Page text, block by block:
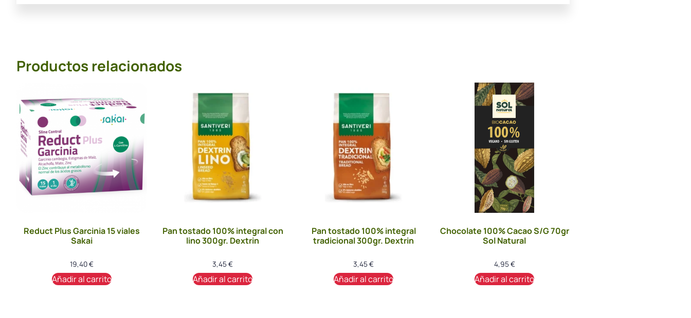
Productos relacionados
Reduct Plus Garcinia 15 viales
Sakai
19,40€
Añadir al carrito
Pan tostado 100% integral con
lino 300gr. Dextrin
3,45€
Añadir al carrito
Pan tostado 100% integral
tradicional 300gr. Dextrin
3,45€
Añadir al carrito
Chocolate 100% Cacao S/G 70gr
Sol Natural
4,95€
Añadir al carrito